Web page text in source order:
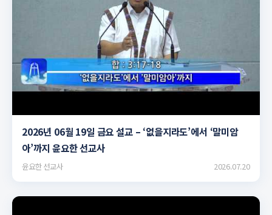
▶
2026년 06월 19일 금요 설교 – ‘없을지라도’에서 ‘말미암
아’까지 윤요한 선교사
윤요한 선교사 2026.07.20